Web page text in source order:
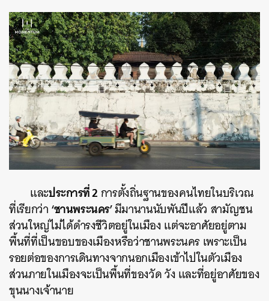
และประการที่ 2การตั้งถิ่นฐานของคนไทยในบริเวณ
ที่เรียกว่า‘ชานพระนคร’มีมานานนับพันปีแล้ว สามัญชน
ส่วนใหญ่ไม่ได้ดำรงชีวิตอยู่ในเมือง แต่จะอาศัยอยู่ตาม
พื้นที่ที่เป็นขอบของเมืองหรือว่าชานพระนคร เพราะเป็น
รอยต่อของการเดินทางจากนอกเมืองเข้าไปในตัวเมือง
ส่วนภายในเมืองจะเป็นพื้นที่ของวัด วัง และที่อยู่อาศัยของ
ขุนนางเจ้านาย